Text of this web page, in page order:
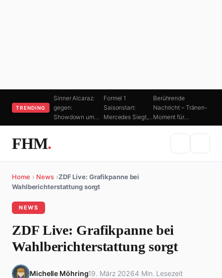
TRENDING
Sinner Alcaraz:
gegen:
Showdown um…
Formel 1
Saisonstart:
Mercedes Siegt,…
Berührende
Nachricht – Tränen-
Moment für…
FHM.
Home › News ›ZDF Live: Grafikpanne bei
Wahlberichterstattung sorgt
NEWS
ZDF Live: Grafikpanne bei
Wahlberichterstattung sorgt
Michelle Möhring19. März 20264 Min. Lesezeit